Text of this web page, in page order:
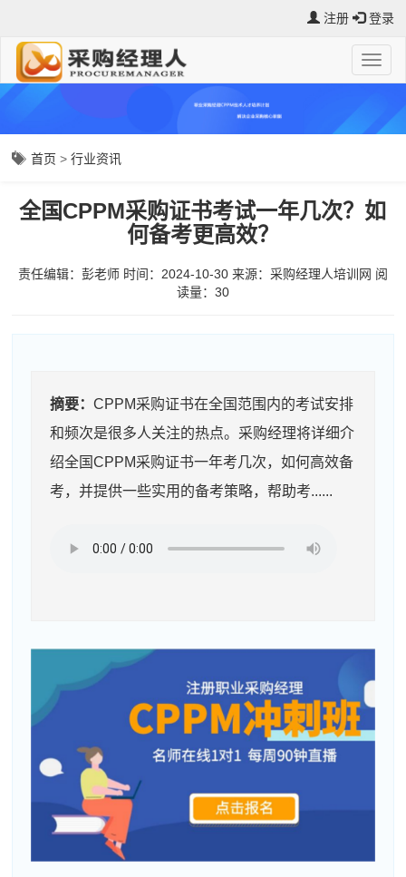
注册 登录
首页 >行业资讯
全国CPPM采购证书考试一年几次？如
何备考更高效？
责任编辑：彭老师 时间：2024-10-30 来源： 采购经理人培训网 阅
读量：30
摘要：CPPM采购证书在全国范围内的考试安排
和频次是很多人关注的热点。采购经理将详细介
绍全国CPPM采购证书一年考几次，如何高效备
考，并提供一些实用的备考策略，帮助考......